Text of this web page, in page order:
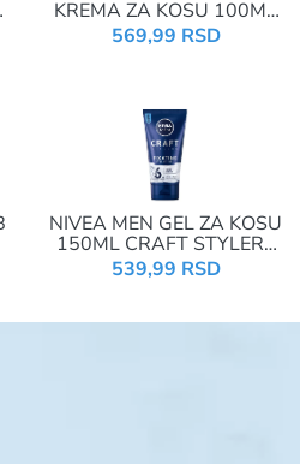
KREMA ZA KOSU 100ML
WAVES
569,99 RSD
NIVEA MEN GEL ZA KOSU
150ML CRAFT STYLERS
FIXATING 89033
539,99 RSD